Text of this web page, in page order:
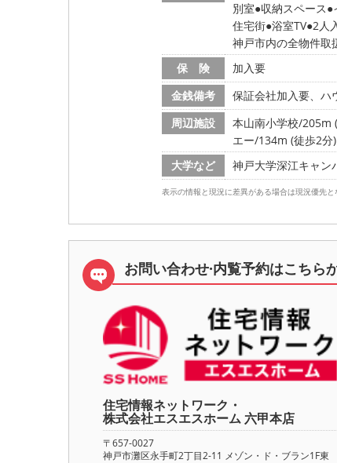
別室 収納スペース
住宅街 浴室TV 2人
神戸市内の全物件取
保 険
加入要
金銭備考
保証会社加入要、ハ
周辺施設
本山南小学校/205m
エー/134m (徒歩2分)
大学など
神戸大学深江キャ
表示の情報と現況に差異がある場合は現況優先と
お問い合わせ·内覧予約はこちら
住宅情報ネットワーク・
株式会社エスエスホーム 六甲本店
〒657-0027
神戸市灘区永手町2丁目2-11 メゾン・ド・ブラン1F東